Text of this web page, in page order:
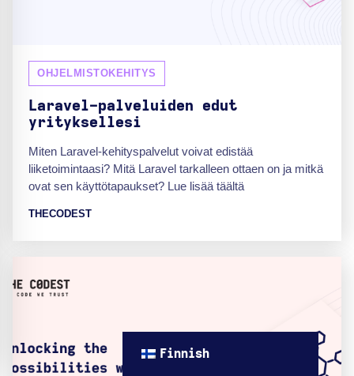
OHJELMISTOKEHITYS
Laravel-palveluiden edut
yrityksellesi
Miten Laravel-kehityspalvelut voivat edistää
liiketoimintaasi? Mitä Laravel tarkalleen ottaen on ja mitkä
ovat sen käyttötapaukset? Lue lisää täältä
THECODEST
Finnish